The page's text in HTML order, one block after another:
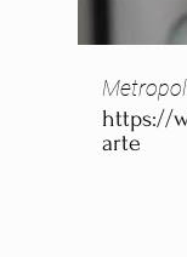
https://
arte